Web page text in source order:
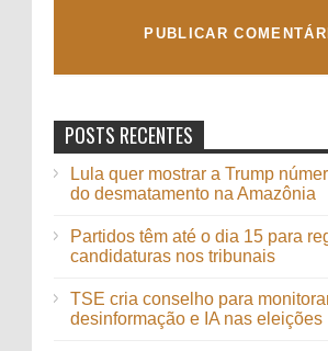
POSTS RECENTES
Lula quer mostrar a Trump
do desmatamento na Amazônia
Partidos têm até o dia 15 para
candidaturas nos tribunais
TSE cria conselho para
desinformação e IA nas eleições